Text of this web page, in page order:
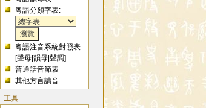
粵語分類字表:
粵語注音系統對照表
[聲母 |韻母 |聲調]
普通話音節表
其他方言讀音
工具